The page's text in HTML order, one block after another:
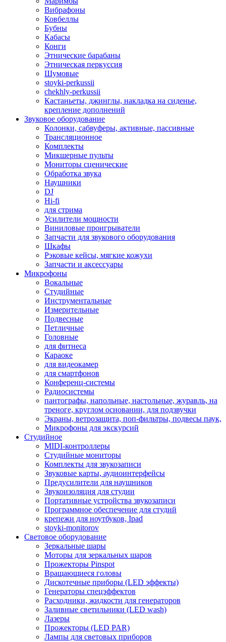
Вибрафоны
Ковбеллы
Бубны
Кабасы
Конги
Этнические барабаны
Этническая перкуссия
Шумовые
stoyki-perkussii
chekhly-perkussii
Кастаньеты, джинглы, накладка на сиденье,
крепление дополнений
Звуковое оборудование
Колонки, сабвуферы, активные, пассивные
Трансляционное
Комплекты
Микшерные пульты
Мониторы сценические
Обработка звука
Наушники
DJ
Hi-fi
для стрима
Усилители мощности
Виниловые проигрыватели
Запчасти для звукового оборудования
Шкафы
Рэковые кейсы, мягкие кожухи
Запчасти и аксессуары
Микрофоны
Вокальные
Студийные
Инструментальные
Измерительные
Подвесные
Петличные
Головные
для фитнеса
Караоке
для видеокамер
для смартфонов
Конференц-системы
Радиосистемы
пантографы, напольные, настольные, журавль, на
треноге, круглом основании, для подзвучки
Экраны, ветрозащита, поп-фильтры, подвесы паук,
Микрофоны для экскурсий
Студийное
MIDI-контроллеры
Студийные мониторы
Комплекты для звукозаписи
Звуковые карты, аудиоинтерфейсы
Предусилители для наушников
Звукоизоляция для студии
Портативные устройства звукозаписи
Программное обеспечение для студий
крепежи для ноутбуков, Ipad
stoyki-monitorov
Световое оборудование
Зеркальные шары
Моторы для зеркальных шаров
Прожекторы Pinspot
Вращающиеся головы
Дискотечные приборы (LED эффекты)
Генераторы спецэффектов
Расходники, жидкости для генераторов
Заливные светильники (LED wash)
Лазеры
Прожекторы (LED PAR)
Лампы для световых приборов